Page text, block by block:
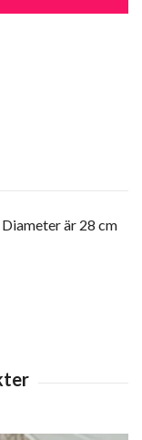
är 28 cm